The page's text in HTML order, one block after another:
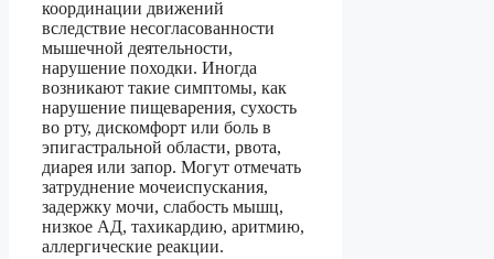
координации движений
вследствие несогласованности
мышечной деятельности,
нарушение походки. Иногда
возникают такие симптомы, как
нарушение пищеварения, сухость
во рту, дискомфорт или боль в
эпигастральной области, рвота,
диарея или запор. Могут отмечать
затруднение мочеиспускания,
задержку мочи, слабость мышц,
низкое АД, тахикардию, аритмию,
аллергические реакции.